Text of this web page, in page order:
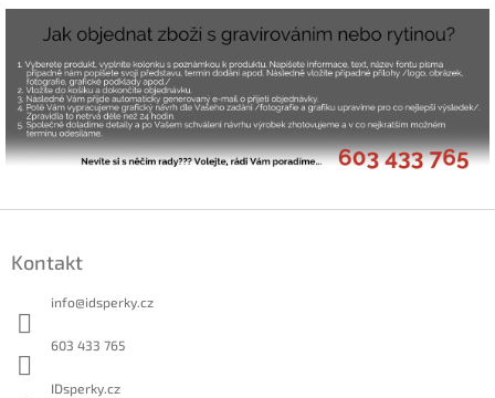
Kontakt
info@idsperky.cz
603 433 765
IDsperky.cz